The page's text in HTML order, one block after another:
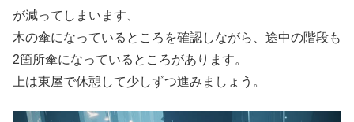
が減ってしまいます、
木の傘になっているところを確認しながら、途中の階段も
2箇所傘になっているところがあります。
上は東屋で休憩して少しずつ進みましょう。